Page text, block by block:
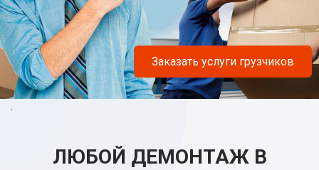
Заказать услуги грузчиков
.
ЛЮБОЙ ДЕМОНТАЖ В